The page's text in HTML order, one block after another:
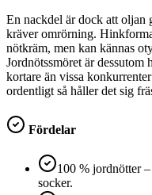
En nackdel är dock att oljan
kräver omrörning.
nötkräm, men kan kännas
Jordnötssmöret är dessutom
kortare än vissa
ordentligt så håller det sig
Fördelar
100 % jordnötter
socker.